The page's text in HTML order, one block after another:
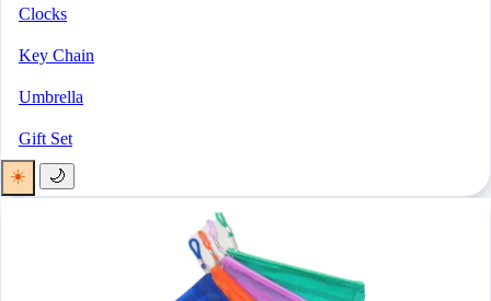
Clocks
Key Chain
Umbrella
Gift Set
☀️
🌙